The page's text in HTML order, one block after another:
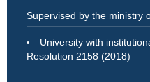
Supervised by the ministry
University with
Resolution 2158 (2018)